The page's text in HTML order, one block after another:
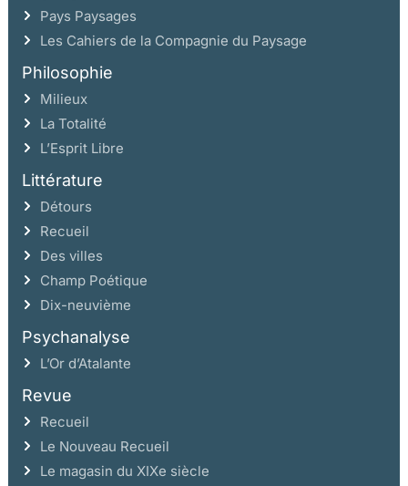
Pays Paysages
Les Cahiers de la Compagnie du Paysage
Philosophie
Milieux
La Totalité
L’Esprit Libre
Littérature
Détours
Recueil
Des villes
Champ Poétique
Dix-neuvième
Psychanalyse
L’Or d’Atalante
Revue
Recueil
Le Nouveau Recueil
Le magasin du XIXe siècle